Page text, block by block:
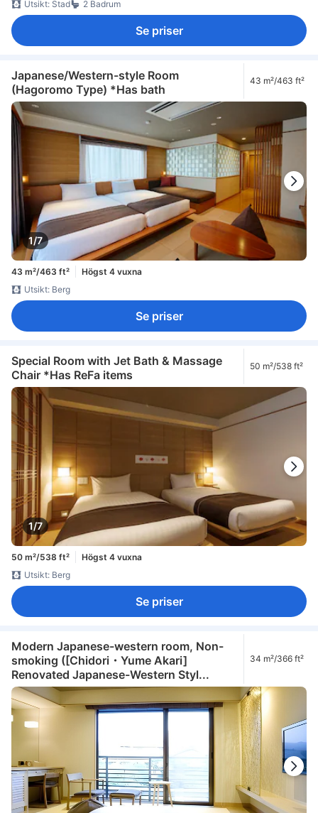
Utsikt: Stad 2 Badrum
Se priser
Japanese/Western-style Room
(Hagoromo Type) *Has bath
43 m²/463 ft²
1/7
43 m²/463 ft²
Högst 4 vuxna
Utsikt: Berg
Se priser
Special Room with Jet Bath & Massage
Chair *Has ReFa items
50 m²/538 ft²
1/7
50 m²/538 ft²
Högst 4 vuxna
Utsikt: Berg
Se priser
Modern Japanese-western room, Non-
smoking ([Chidori・Yume Akari]
Renovated Japanese-Western Styl...
34 m²/366 ft²